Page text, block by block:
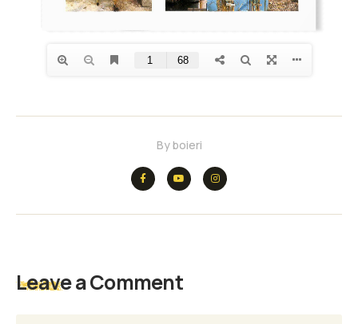
Byboieri
Leave a Comment